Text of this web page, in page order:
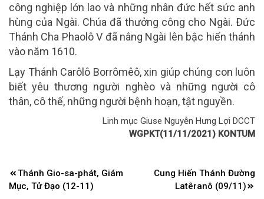
công nghiệp lớn lao và những nhân đức hết sức anh
hùng của Ngài. Chúa đã thưởng công cho Ngài. Ðức
Thánh Cha Phaolô V đã nâng Ngài lên bậc hiển thánh
vào năm 1610.
Lạy Thánh Carôlô Borrômêô, xin giúp chúng con luôn
biết yêu thương người nghèo và những người cô
thân, cô thế, những người bệnh hoạn, tật nguyền.
Linh mục Giuse Nguyễn Hưng Lợi DCCT
WGPKT(11/11/2021) KONTUM
Điều
hướng
Thánh Gio-sa-phát, Giám
Mục, Tử Đạo (12-11)
Cung Hiến Thánh Đường
Latêranô (09/11)